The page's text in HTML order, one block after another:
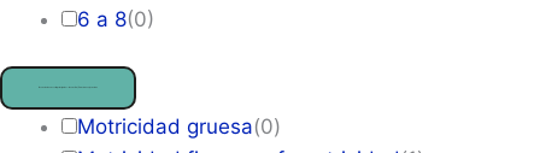
6 a 8(0)
Motricidad gruesa(0)